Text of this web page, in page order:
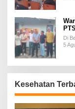
Di
5
Kesehatan